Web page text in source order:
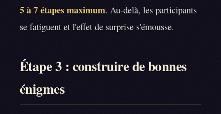
5 à 7 étapes maximum. Au-delà, les participants
se fatiguent et l'effet de surprise s'émousse.
Étape 3 : construire de bonnes
énigmes